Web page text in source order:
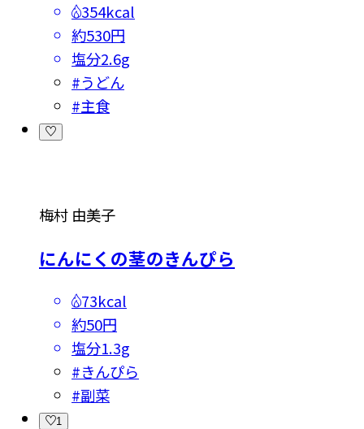
354kcal
約530円
塩分2.6g
#うどん
#主食
梅村 由美子
にんにくの茎のきんぴら
73kcal
約50円
塩分1.3g
#きんぴら
#副菜
1